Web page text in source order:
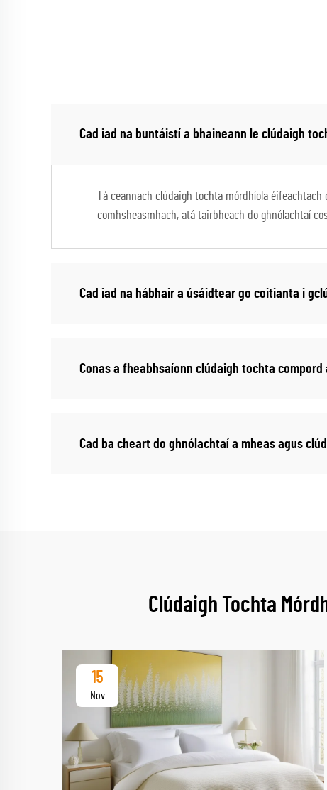
Cad iad na buntáistí a bhaineann le clúdaigh
Tá ceannach clúdaigh tochta mórdhíola
comhsheasmhach, atá tairbheach do ghnólachtaí
Cad iad na hábhair a úsáidtear go coitianta i
Conas a fheabhsaíonn clúdaigh tochta
Cad ba cheart do ghnólachtaí a mheas agus
Clúdaigh Tochta
15
Nov